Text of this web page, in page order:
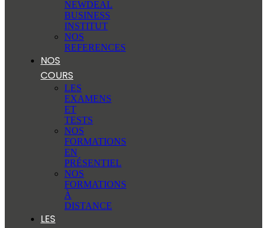
NEWDEAL
BUSINESS
INSTITUT
NOS
REFERENCES
NOS
COURS
LES
EXAMENS
ET
TESTS
NOS
FORMATIONS
EN
PRÉSENTIEL
NOS
FORMATIONS
À
DISTANCE
LES